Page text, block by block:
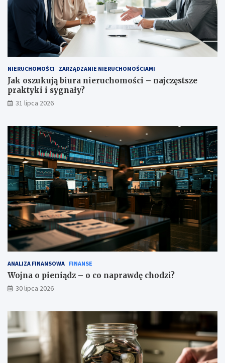
NIERUCHOMOŚCI ZARZĄDZANIE NIERUCHOMOŚCIAMI
Jak oszukują biura nieruchomości – najczęstsze
praktyki i sygnały?
31 lipca 2026
ANALIZA FINANSOWA FINANSE
Wojna o pieniądz – o co naprawdę chodzi?
30 lipca 2026